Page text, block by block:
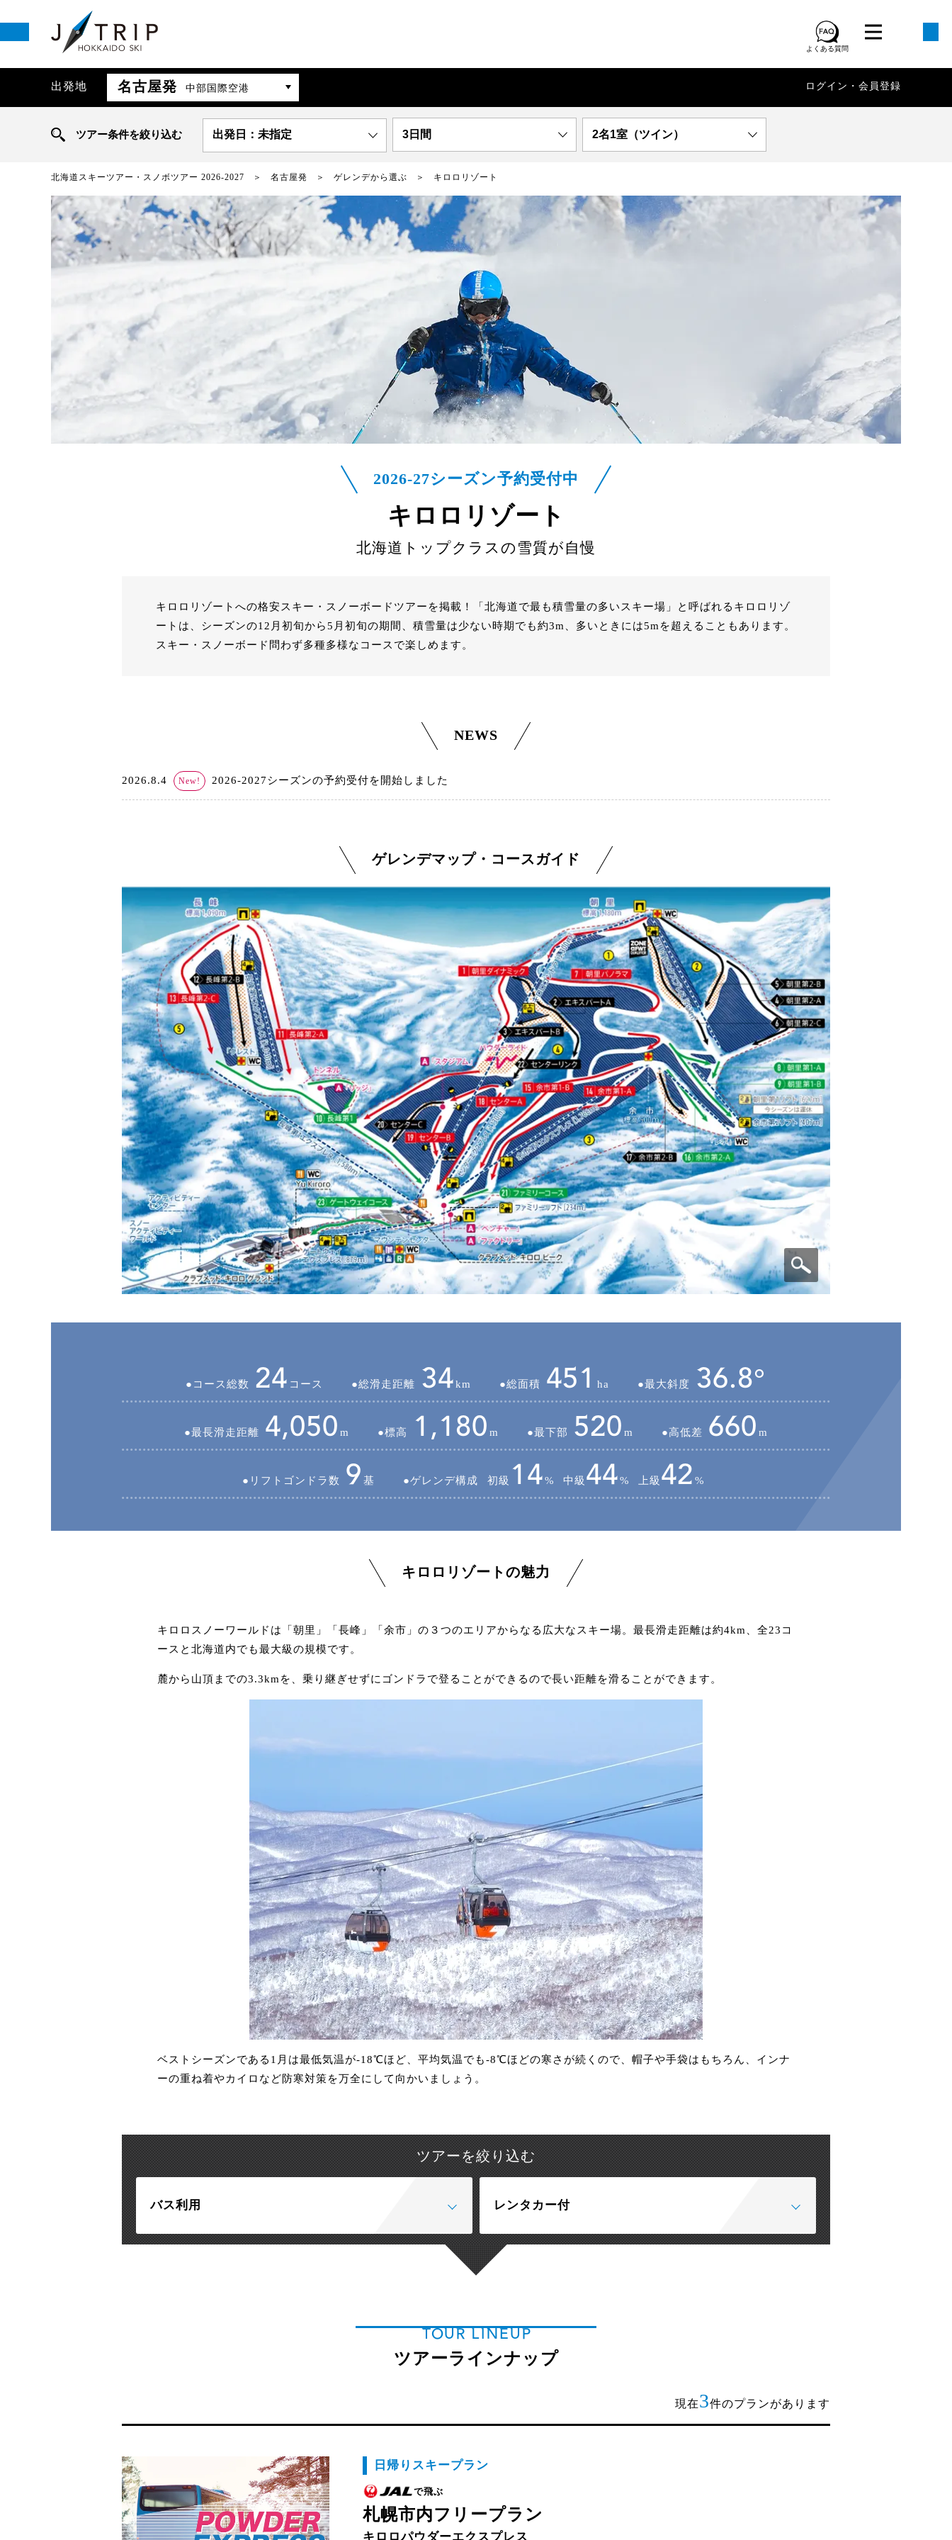
よくある質問
出発地 名古屋発 中部国際空港 ログイン・会員登録
ツアー条件を絞り込む 出発日：未指定 3日間 2名1室（ツイン）
北海道スキーツアー・スノボツアー 2026-2027 名古屋発 ゲレンデから選ぶ キロロリゾート
2026-27シーズン予約受付中
キロロリゾート
北海道トップクラスの雪質が自慢
キロロリゾートへの格安スキー・スノーボードツアーを掲載！「北海道で最も積雪量の多いスキー場」と呼ばれるキロロリゾ
ートは、シーズンの12月初旬から5月初旬の期間、積雪量は少ない時期でも約3m、多いときには5mを超えることもあります。
スキー・スノーボード問わず多種多様なコースで楽しめます。
NEWS
2026.8.4 New! 2026-2027シーズンの予約受付を開始しました
ゲレンデマップ・コースガイド
コース総数 24 コース 総滑走距離 34km 総面積 451 ha 最大斜度 36.8°
最長滑走距離 4,050 m 標高 1,180 m 最下部 520 m 高低差 660 m
リフトゴンドラ数 9 基 ゲレンデ構成 初級 14% 中級 44% 上級 42 %
キロロリゾートの魅力
キロロスノーワールドは「朝里」「長峰」「余市」の３つのエリアからなる広大なスキー場。最長滑走距離は約4km、全23コ
ースと北海道内でも最大級の規模です。
麓から山頂までの3.3kmを、乗り継ぎせずにゴンドラで登ることができるので長い距離を滑ることができます。
ベストシーズンである1月は最低気温が-18℃ほど、平均気温でも-8℃ほどの寒さが続くので、帽子や手袋はもちろん、インナ
ーの重ね着やカイロなど防寒対策を万全にして向かいましょう。
ツアーを絞り込む
バス利用 レンタカー付
TOUR LINEUP
ツアーラインナップ
現在3件のプランがあります
日帰りスキープラン
で飛ぶ
札幌市内フリープラン
キロロパウダーエクスプレス